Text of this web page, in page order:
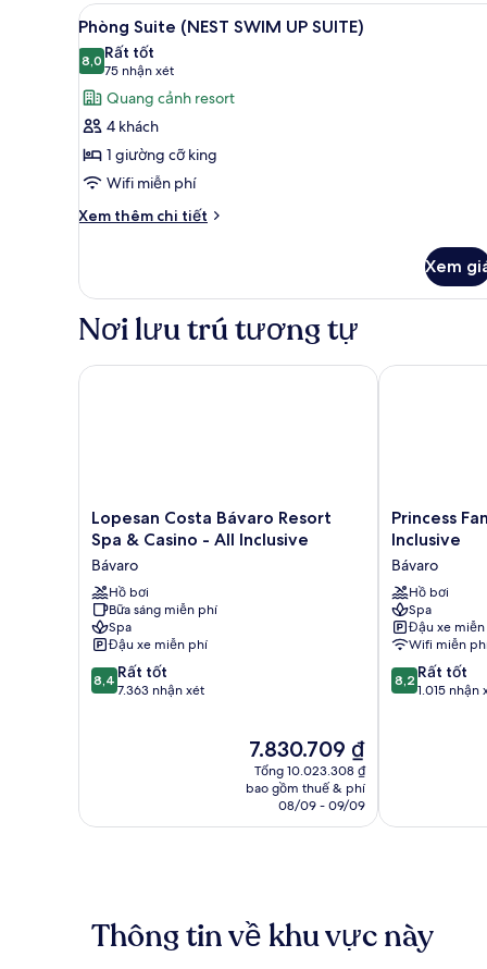
Xem
tất
cả
ảnh
Phòng
Suite
(NEST
SWIM
UP
Phòng Suite (NEST SWIM
3
Phòng Suite (NEST SWIM UP SUITE)
8,08,0 trên 10
Rất tốt
75 nhận xét
(75
nhận
xét)
Quang cảnh resort
4 khách
1 giường cỡ king
Wifi miễn phí
Xem thêm chi tiết
Chi
Phòng
(NEST
UP
Xem
Nơi lưu trú tương tự
Lopesan
Costa
Bávaro
Resort
Spa
&
Casino
-
All
Inclusive
Lopesan Costa Bávaro Resort
Spa & Casino - All Inclusive
Bávaro
Hồ bơi
Bữa sáng miễn phí
Spa
Đậu xe miễn phí
8.4
trên
8,4 Rất tốt
7.363 nhận xét
Giá
hiện
tại
7.830.709 ₫
7.830.709 ₫
Tổng 10.023.308 ₫
bao gồm thuế & phí
08/09 - 09/09
Lopesan Costa Bávaro Resort Spa & Casino - All
Princess
Family
Bavaro
-
All
Inclusive
Bávaro
Princess
Inclusive
Bávaro
Hồ bơi
Spa
Đậu xe
Wifi miễn
8.2
trên
8,2 Rất tốt
1.015 nhận
Princess
Thông tin về khu vực này